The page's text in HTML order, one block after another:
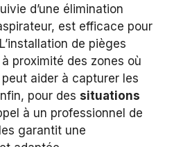
d’une élimination
est efficace pour
de pièges
proximité des zones où
aider à capturer les
pour des situations
à un professionnel de
garantit une